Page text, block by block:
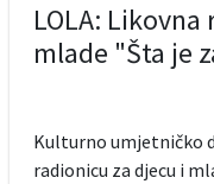
LOLA:
mlade "Šta je
Kulturno umjetničko
radionicu za djecu i